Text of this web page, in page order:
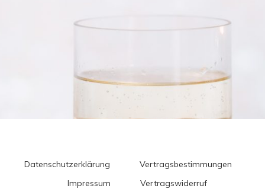
Datenschutzerklärung
Vertragsbestimmungen
Impressum
Vertragswiderruf